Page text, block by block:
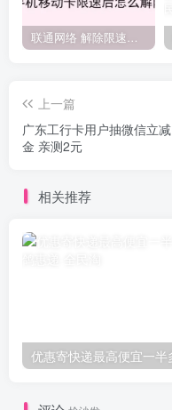
联通网络 解除限速方法参考！畅享、畅玩、老白干等及其它地区自测了
上一篇
广东工行卡用户抽微信立减
金 亲测2元
相关推荐